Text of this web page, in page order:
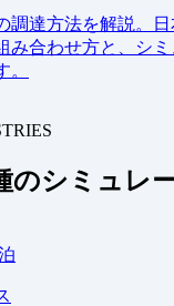
調達方法を解説。
み合わせ方と、シ
のシミュレ